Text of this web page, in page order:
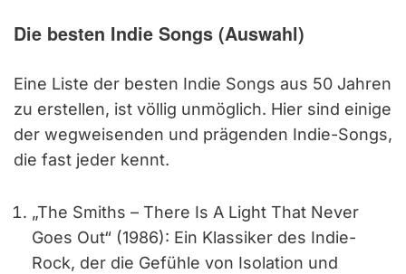
Die besten Indie Songs (Auswahl)
Eine Liste der besten Indie Songs aus 50 Jahren
zu erstellen, ist völlig unmöglich. Hier sind einige
der wegweisenden und prägenden Indie-Songs,
die fast jeder kennt.
„The Smiths – There Is A Light That Never
Goes Out“ (1986): Ein Klassiker des Indie-
Rock, der die Gefühle von Isolation und